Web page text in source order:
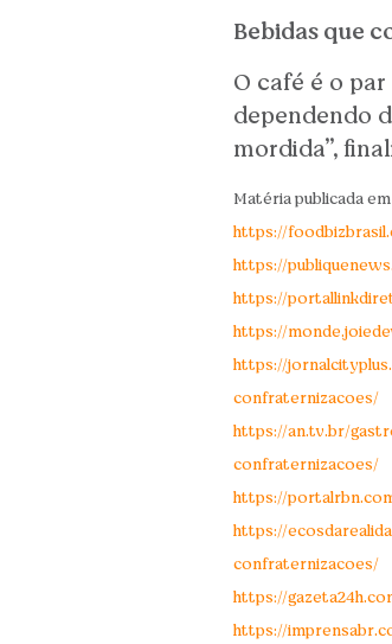
Bebidas que
O café é o
dependendo
mordida”,
Matéria publicada
https://
https://
https://
https://
https://
confraternizacoes/
https://an.tv.br/
confraternizacoes/
https://
https://
confraternizacoes/
https://
https://